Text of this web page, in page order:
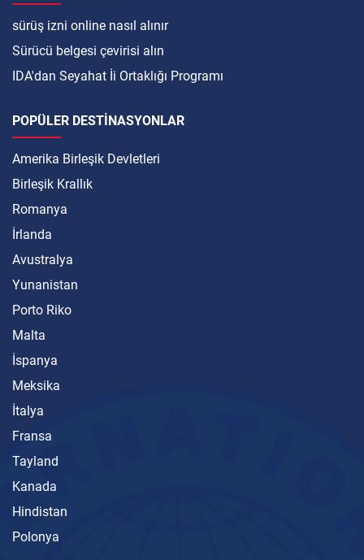
sürüş izni online nasıl alınır
Sürücü belgesi çevirisi alın
IDA'dan Seyahat İi Ortaklığı Programı
POPÜLER DESTINASYONLAR
Amerika Birleşik Devletleri
Birleşik Krallık
Romanya
İrlanda
Avustralya
Yunanistan
Porto Riko
Malta
İspanya
Meksika
İtalya
Fransa
Tayland
Kanada
Hindistan
Polonya